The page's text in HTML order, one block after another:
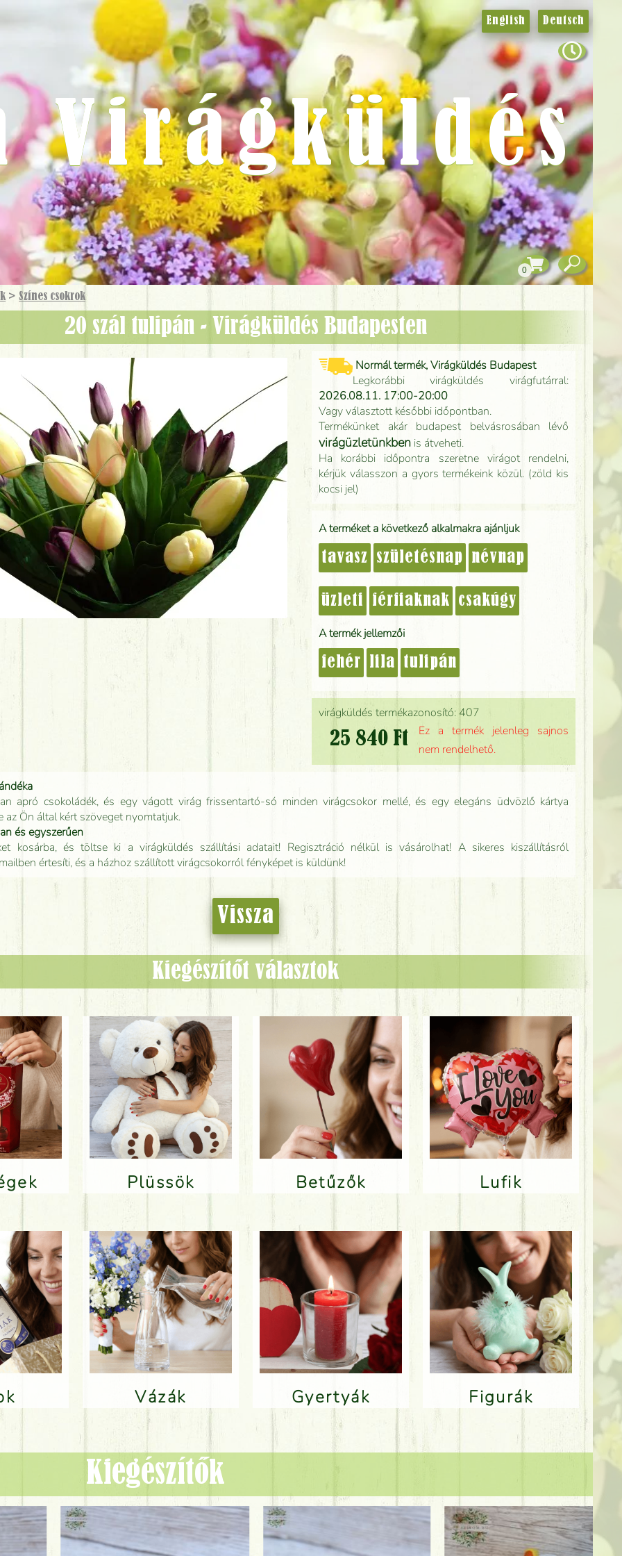
>Színes csokrok
20 szál tulipán - Virágküldés Budapesten
virágküldés termékazonosító: 407
25 840 Ft
Ez a termék jelenleg sajnos
nem rendelhető.
Normál termék, Virágküldés Budapest
Legkorábbi virágküldés virágfutárral:
2026.08.11. 17:00-20:00
Vagy választott későbbi időpontban.
Termékünket akár budapest belvásrosában lévő
virágüzletünkben is átveheti.
Ha korábbi időpontra szeretne virágot rendelni,
kérjük válasszon a gyors termékeink közül. (zöld kis
kocsi jel)
A terméket a következő alkalmakra ajánljuk
tavasz születésnap névnap
üzleti férfiaknak csakúgy
A termék jellemzői
fehér lila tulipán
apró csokoládék, és egy vágott virág frissentartó-só minden virágcsokor mellé, és egy elegáns üdvözlő kártya
az Ön által kért szöveget nyomtatjuk.
és egyszerűen
kosárba, és töltse ki a virágküldés szállítási adatait! Regisztráció nélkül is vásárolhat! A sikeres kiszállításról
értesíti, és a házhoz szállított virágcsokorról fényképet is küldünk!
Vissza
Kiegészítőt választok
Plüssök Betűzők Lufik
Vázák Gyertyák Figurák
English Deutsch
Virágküldés
0
Kiegészítők